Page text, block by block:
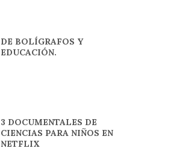
DE BOLÍGRAFOS Y
EDUCACIÓN.
3 DOCUMENTALES DE
CIENCIAS PARA NIÑOS EN
NETFLIX